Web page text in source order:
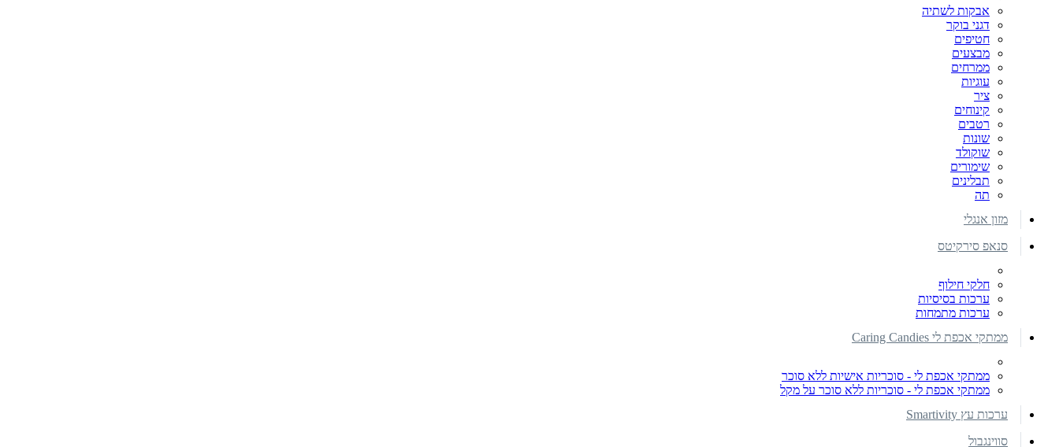
אבקות לשתיה
דגני בוקר
חטיפים
מבצעים
ממרחים
עוגיות
ציר
קינוחים
רטבים
שונות
שוקולד
שימורים
תבלינים
תה
מזון אנגלי
סנאפ סירקיטס
חלקי חילוף
ערכות בסיסיות
ערכות מתמחות
ממתקי אכפת לי Caring Candies
ממתקי אכפת לי - סוכריות אישיות ללא סוכר
ממתקי אכפת לי - סוכריות ללא סוכר על מקל
ערכות עץ Smartivity
סווינגבול